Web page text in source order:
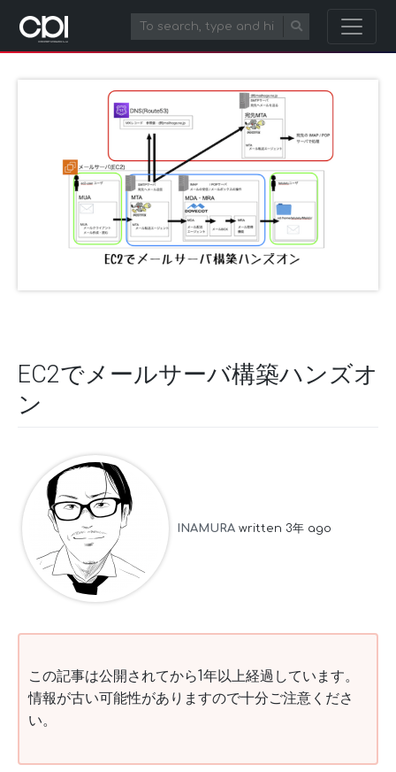
EC2でメールサーバ構築ハンズオ
ン
INAMURA written 3年 ago
この記事は公開されてから1年以上経過しています。
情報が古い可能性がありますので十分ご注意くださ
い。